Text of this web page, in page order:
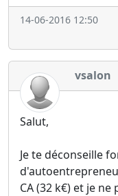
14-06-2016 12:50
vsalon
Salut,
Je te déconseille
CA (32 k€) et je